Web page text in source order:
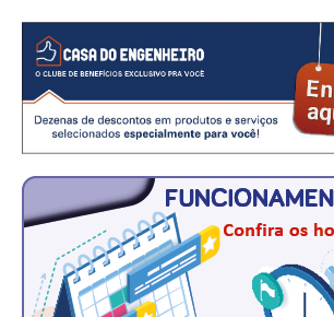
PALAVRA DO MURILO
CONTEÚDO ESPECIAL
JORNAL DO ENGENHEIRO
AGENDA
SEESP NOTÍCIAS
NOTÍCIAS NO WHATSAPP